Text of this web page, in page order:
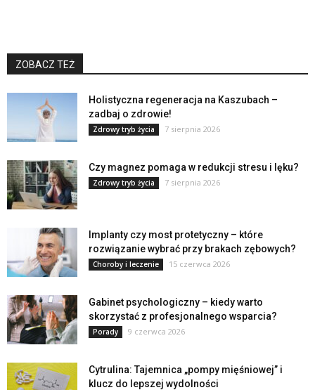
ZOBACZ TEŻ
Holistyczna regeneracja na Kaszubach –
zadbaj o zdrowie!
Zdrowy tryb życia 7 sierpnia 2026
Czy magnez pomaga w redukcji stresu i lęku?
Zdrowy tryb życia 7 sierpnia 2026
Implanty czy most protetyczny – które
rozwiązanie wybrać przy brakach zębowych?
Choroby i leczenie 15 czerwca 2026
Gabinet psychologiczny – kiedy warto
skorzystać z profesjonalnego wsparcia?
Porady 9 czerwca 2026
Cytrulina: Tajemnica „pompy mięśniowej” i
klucz do lepszej wydolności